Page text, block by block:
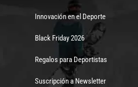
Innovación en el Deporte
Black Friday 2026
Regalos para Deportistas
Suscripción a Newsletter